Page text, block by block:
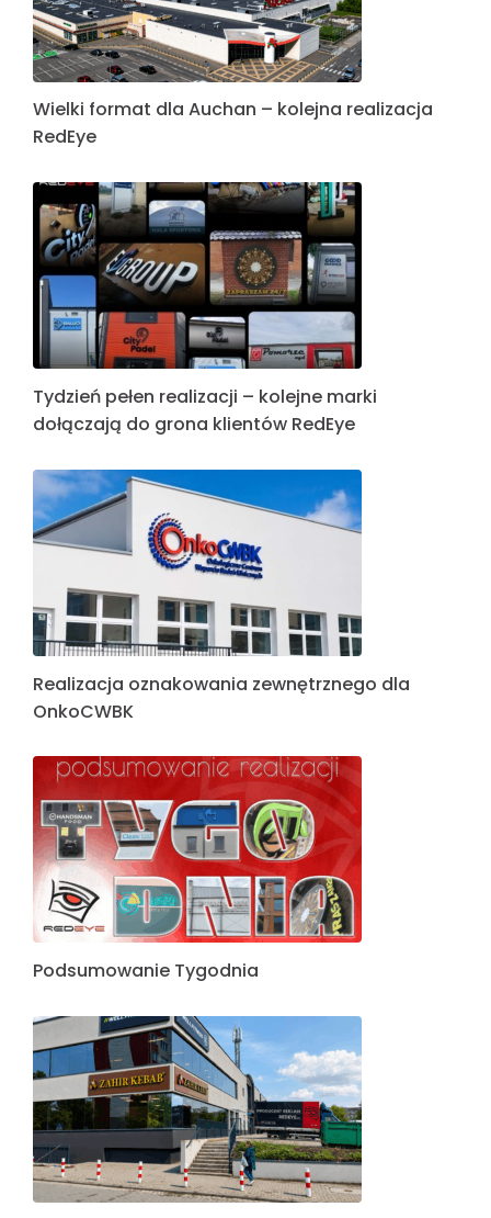
Wielki format dla Auchan – kolejna realizacja
RedEye
Tydzień pełen realizacji – kolejne marki
dołączają do grona klientów RedEye
Realizacja oznakowania zewnętrznego dla
OnkoCWBK
Podsumowanie Tygodnia